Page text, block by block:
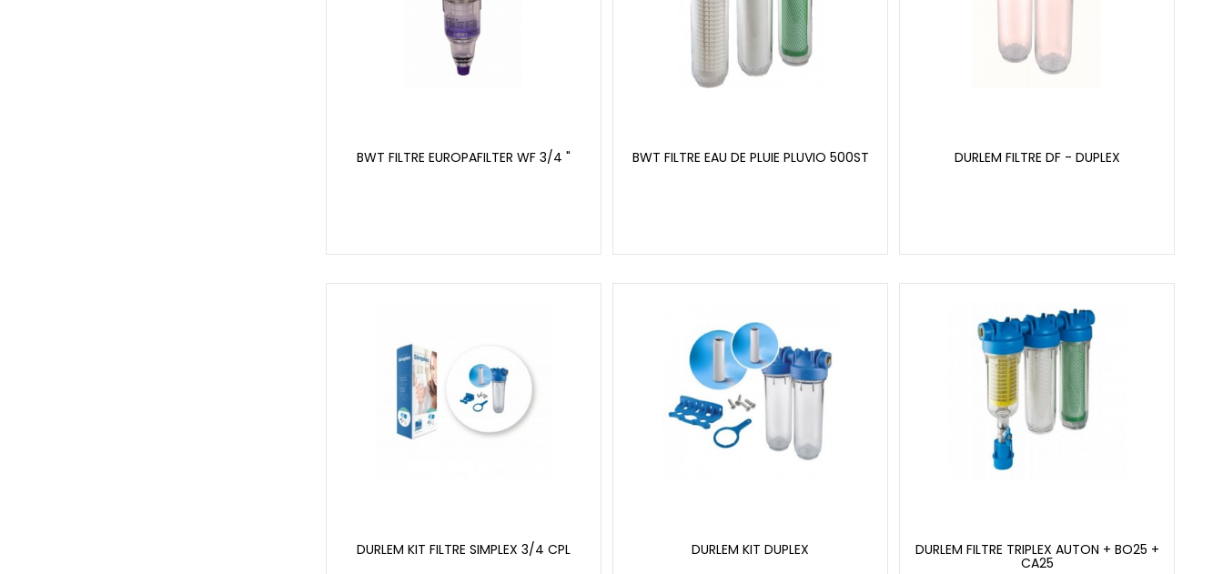
BWT FILTRE EUROPAFILTER WF 3/4 " BWT FILTRE EAU DE PLUIE PLUVIO 500ST DURLEM FILTRE DF - DUPLEX
DURLEM KIT FILTRE SIMPLEX 3/4 CPL DURLEM KIT DUPLEX DURLEM FILTRE TRIPLEX AUTON + BO25 +
CA25